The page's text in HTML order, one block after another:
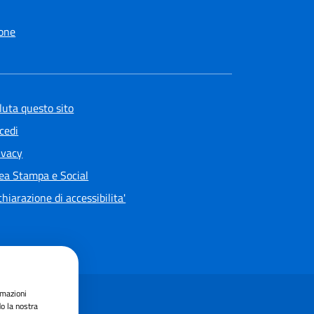
questo sito
Stampa e Social
di accessibilita'
la nostra